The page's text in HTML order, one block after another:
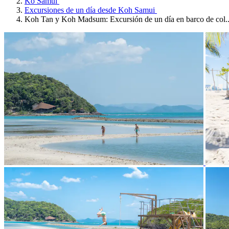
Excursiones de un día desde Koh Samui
Koh Tan y Koh Madsum: Excursión de un día en barco de